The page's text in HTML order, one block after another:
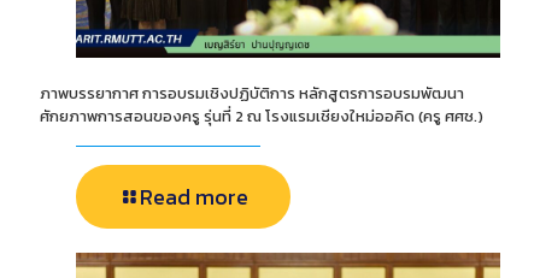
ภาพบรรยากาศ การอบรมเชิงปฏิบัติการ หลักสูตรการอบรมพัฒนา
ศักยภาพการสอนของครู รุ่นที่ 2 ณ โรงแรมเชียงใหม่ออคิด (ครู ศศช.)
Read more